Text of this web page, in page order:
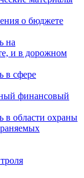
о бюджете
на
и в дорожном
в сфере
финансовый
в области охраны